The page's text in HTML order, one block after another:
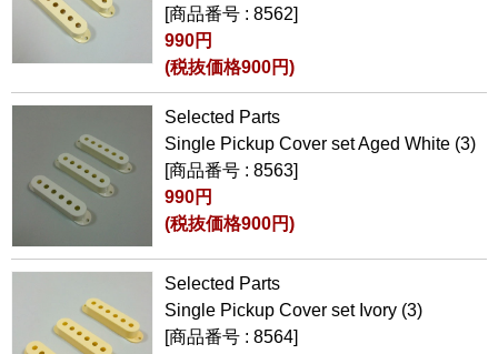
[商品番号 : 8562]
990円
(税抜価格900円)
Selected Parts
Single Pickup Cover set Aged White (3)
[商品番号 : 8563]
990円
(税抜価格900円)
Selected Parts
Single Pickup Cover set Ivory (3)
[商品番号 : 8564]